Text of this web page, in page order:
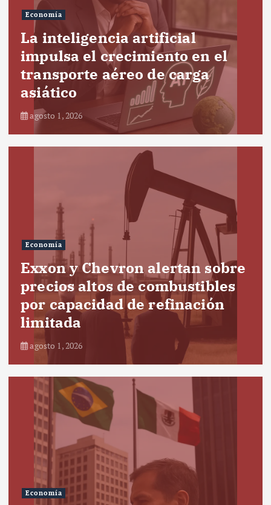
Economía
La inteligencia artificial
impulsa el crecimiento en el
transporte aéreo de carga
asiático
agosto 1, 2026
Economía
Exxon y Chevron alertan sobre
precios altos de combustibles
por capacidad de refinación
limitada
agosto 1, 2026
Economía